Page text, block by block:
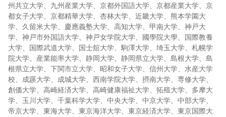
州共立大学、九州産業大学、京都外国語大学、京都産業大学、京
都女子大学、京都精華大学、杏林大学、近畿大学、熊本学園大
学、久留米大学、慶應義塾大学、高知大学、甲南大学、神戸大
学、神戸市外国語大学、神戸女学院大学、國學院大學、国際教養
大学、国際武道大学、国士舘大学、駒澤大学、埼玉大学、札幌学
院大学、産業能率大学、静岡大学、静岡県立大学、島根大学、島
根県立大学、下関市立大学、昭和女子大学、信州大学、水産大学
校、成蹊大学、成城大学、西南学院大学、摂南大学、専修大学、
創価大学、高崎経済大学、高崎健康福祉大学、拓殖大学、多摩大
学、玉川大学、千葉科学大学、中央大学、中京大学、中部大学、
帝京大学、東海大学、東京海洋大学、東京経済大学、東京国際大